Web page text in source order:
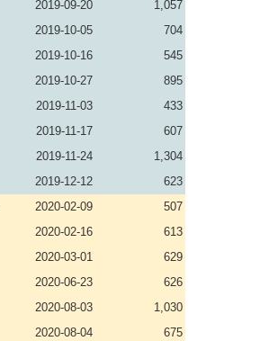
2019-09-20
1,057
2019-10-05
704
2019-10-16
545
2019-10-27
895
2019-11-03
433
2019-11-17
607
2019-11-24
1,304
2019-12-12
623
2020-02-09
507
2020-02-16
613
2020-03-01
629
2020-06-23
626
2020-08-03
1,030
2020-08-04 675